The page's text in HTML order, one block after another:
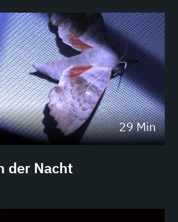
29 Min
der Nacht